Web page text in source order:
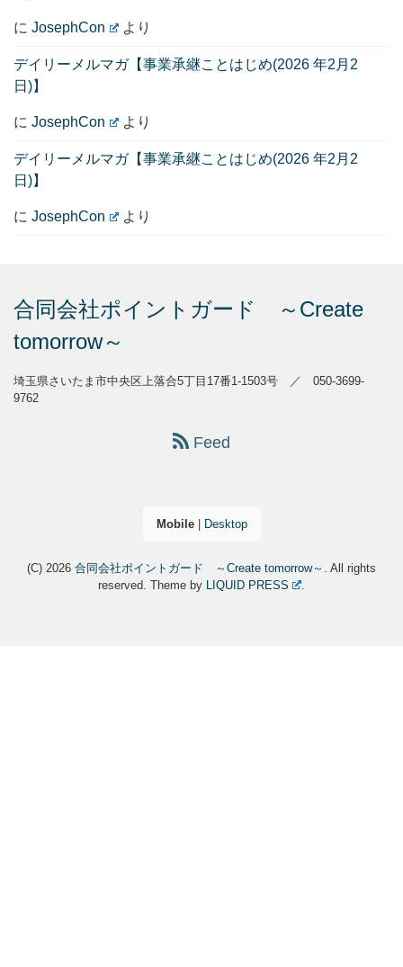
に JosephCon より
デイリーメルマガ【事業承継ことはじめ(2026 年2月2
日)】
に JosephCon より
デイリーメルマガ【事業承継ことはじめ(2026 年2月2
日)】
に JosephCon より
合同会社ポイントガード ～Create
tomorrow～
埼玉県さいたま市中央区上落合5丁目17番1-1503号 ／ 050-3699-
9762
Feed
Mobile| Desktop
(C) 2026 合同会社ポイントガード ～Create tomorrow～ . All rights
reserved.Theme by LIQUID PRESS .